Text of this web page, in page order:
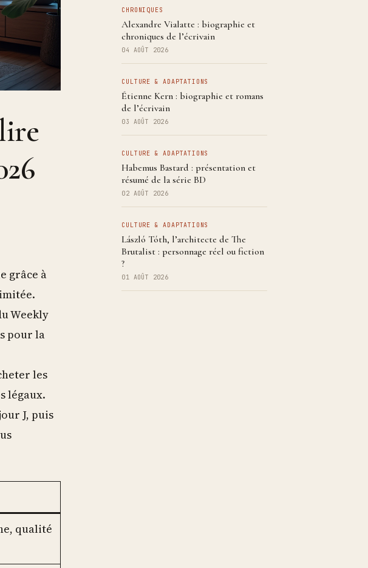
grâce à
Weekly
pour la
les
légaux.
J, puis
qualité
CHRONIQUES
Alexandre Vialatte : biographie et
chroniques de l’écrivain
04 AOÛT 2026
CULTURE & ADAPTATIONS
Étienne Kern : biographie et romans
de l’écrivain
03 AOÛT 2026
CULTURE & ADAPTATIONS
Habemus Bastard : présentation et
résumé de la série BD
02 AOÛT 2026
CULTURE & ADAPTATIONS
László Tóth, l’architecte de The
Brutalist : personnage réel ou fiction
?
01 AOÛT 2026